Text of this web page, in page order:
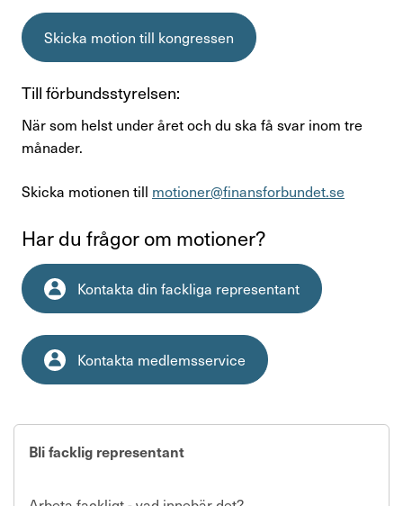
Skicka motion till kongressen
Till förbundsstyrelsen:
När som helst under året och du ska få svar inom tre
månader.
Skicka motionen till motioner@finansforbundet.se
Har du frågor om motioner?
Kontakta din fackliga representant
Kontakta medlemsservice
Bli facklig representant